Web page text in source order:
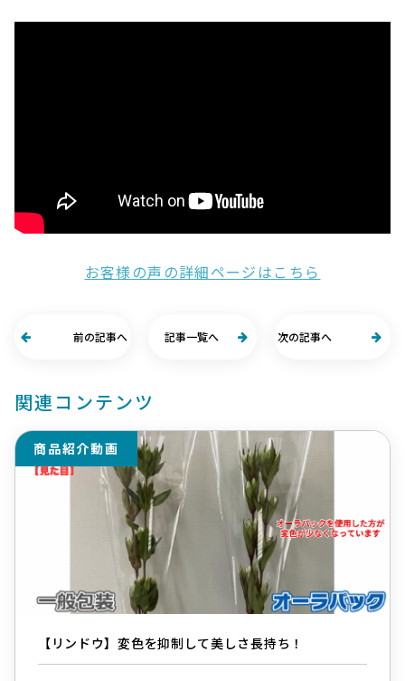
お客様の声の詳細ページはこちら
前の記事へ 記事一覧へ 次の記事へ
関連コンテンツ
商品紹介動画
【リンドウ】変色を抑制して美しさ長持ち！